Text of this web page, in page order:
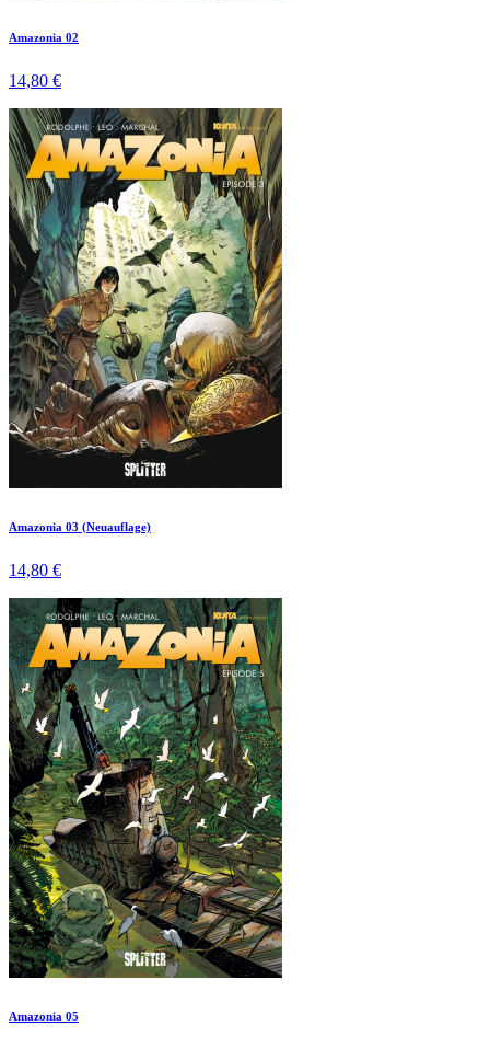
Amazonia 02
14,80 €
Amazonia 03 (Neuauflage)
14,80 €
Amazonia 05